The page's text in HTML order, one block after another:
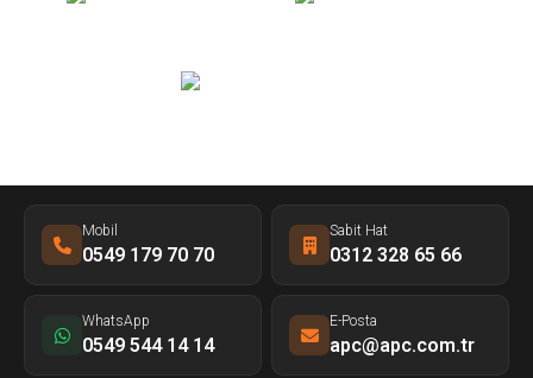
Mobil
0549 179 70 70
Sabit Hat
0312 328 65 66
WhatsApp
0549 544 14 14
E-Posta
apc@apc.com.tr